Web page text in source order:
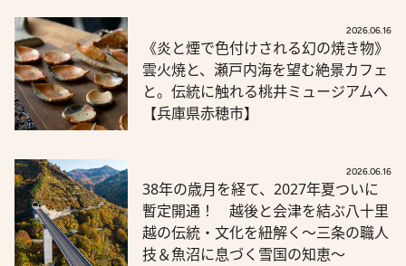
2026.06.16
《炎と煙で色付けされる幻の焼き物》
雲火焼と、瀬戸内海を望む絶景カフェ
と。伝統に触れる桃井ミュージアムへ
【兵庫県赤穂市】
2026.06.16
38年の歳月を経て、2027年夏ついに
暫定開通！ 越後と会津を結ぶ八十里
越の伝統・文化を紐解く～三条の職人
技＆魚沼に息づく雪国の知恵～